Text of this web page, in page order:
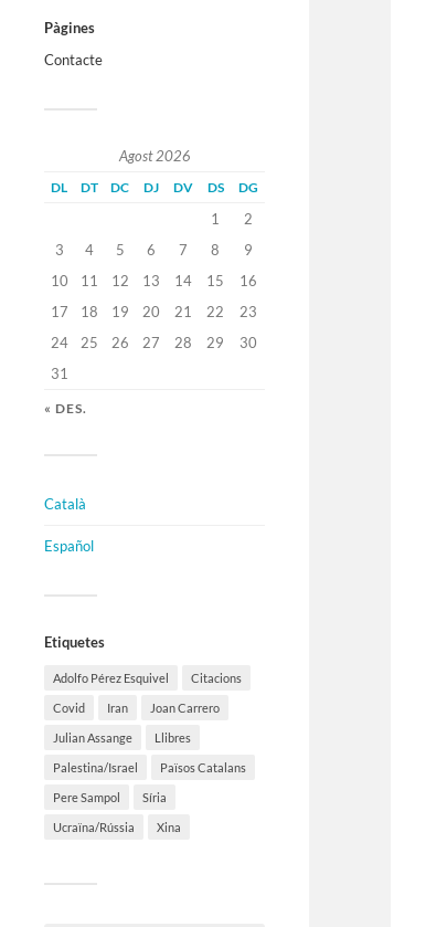
Pàgines
Contacte
Agost 2026
DL DT DC DJ DV DS DG
1
2
3
4 5 6 7 8
9
10
11 12 13 14 15
16
17
18 19 20 21 22
23
24
25 26 27 28 29
30
31
« DES.
Català
Español
Etiquetes
Adolfo Pérez Esquivel Citacions
Covid Iran Joan Carrero
Julian Assange Llibres
Palestina/Israel Països Catalans
Pere Sampol Síria
Ucraïna/Rússia Xina